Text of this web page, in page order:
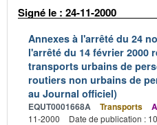
Signé le : 24-11-2000
Annexes à l'arrêté du 24
l'arrêté du 14 février 2000
transports urbains de
routiers non urbains de
au Journal officiel)
EQUT0001668A Transports
11-2000
Date de publication :